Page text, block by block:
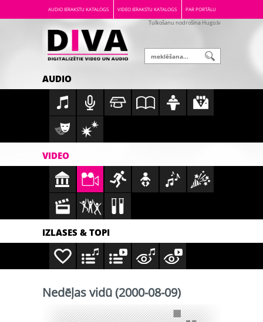
AUDIO IERAKSTU KATALOGS VIDEO IERAKSTU KATALOGS PAR PORTĀLU
Tulkošanu nodrošina Hugo.lv
AUDIO
VIDEO
IZLASES & TOPI
Nedēļas vidū (2000-08-09)